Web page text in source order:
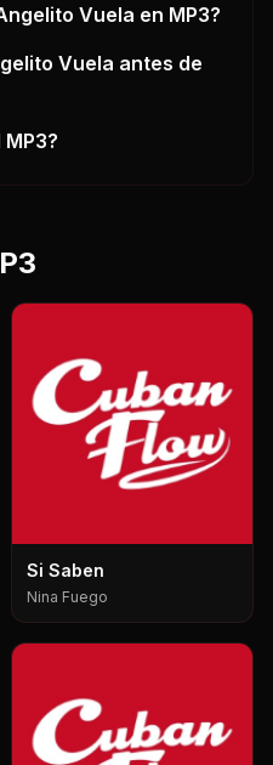
Vuela en MP3?
Vuela antes de
Si Saben
Nina Fuego